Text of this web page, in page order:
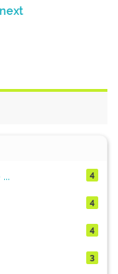
next
4
4
4
3